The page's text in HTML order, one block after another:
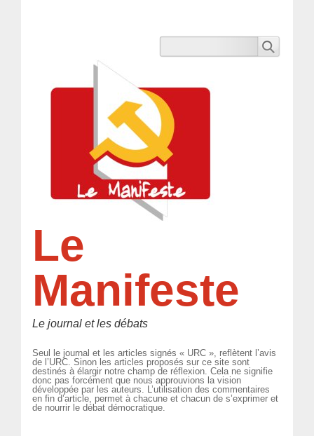
Le
Manifeste
Le journal et les débats
Seul le journal et les articles signés « URC », reflètent l’avis
de l’URC. Sinon les articles proposés sur ce site sont
destinés à élargir notre champ de réflexion. Cela ne signifie
donc pas forcément que nous approuvions la vision
développée par les auteurs. L’utilisation des commentaires
en fin d’article, permet à chacune et chacun de s’exprimer et
de nourrir le débat démocratique.